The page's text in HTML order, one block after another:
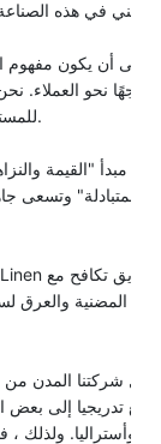
نحو العملاء.
للمستهلكين لتلبية احتياجاتهم المختلفة.
المتبادلة" وتسعى
المضنية والعرق
شركتنا المدن من
تدريجيا إلى بعض